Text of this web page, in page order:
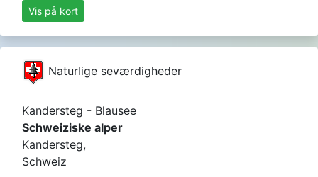
Vis på kort
Naturlige seværdigheder
Kandersteg - Blausee
Schweiziske alper
Kandersteg,
Schweiz